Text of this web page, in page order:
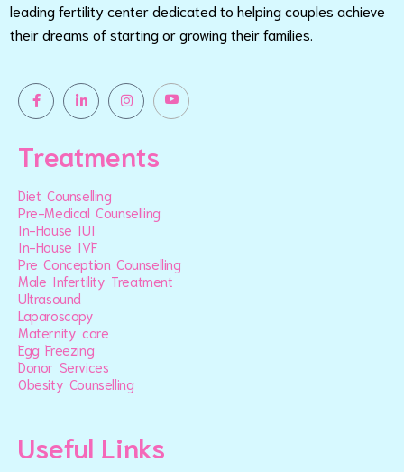
leading fertility center dedicated to helping couples achieve
their dreams of starting or growing their families.
Treatments
Diet Counselling
Pre-Medical Counselling
In-House IUI
In-House IVF
Pre Conception Counselling
Male Infertility Treatment
Ultrasound
Laparoscopy
Maternity care
Egg Freezing
Donor Services
Obesity Counselling
Useful Links